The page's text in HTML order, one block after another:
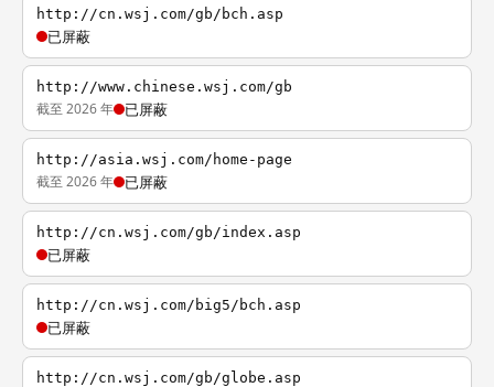
http://cn.wsj.com/gb/bch.asp
已屏蔽
http://www.chinese.wsj.com/gb
截至 2026 年 已屏蔽
http://asia.wsj.com/home-page
截至 2026 年 已屏蔽
http://cn.wsj.com/gb/index.asp
已屏蔽
http://cn.wsj.com/big5/bch.asp
已屏蔽
http://cn.wsj.com/gb/globe.asp